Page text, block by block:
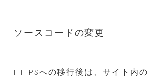
ソースコードの変更
HTTPSへの移行後は、サイト内